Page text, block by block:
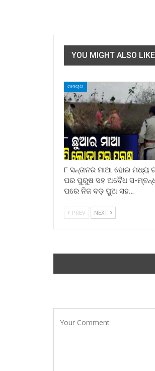
YOU MIGHT ALSO LIKE
ସମାଚାର
୮ ସନ୍ତାନର ମାଆ ହୋଇ ମଧ୍ୟ
ପର ପୁରୁଷ ସହ ଅବୈଧ ସ-
ପରେ ନିଜ ବଡ଼ ପୁଅ ସହ…
PREV NEXT